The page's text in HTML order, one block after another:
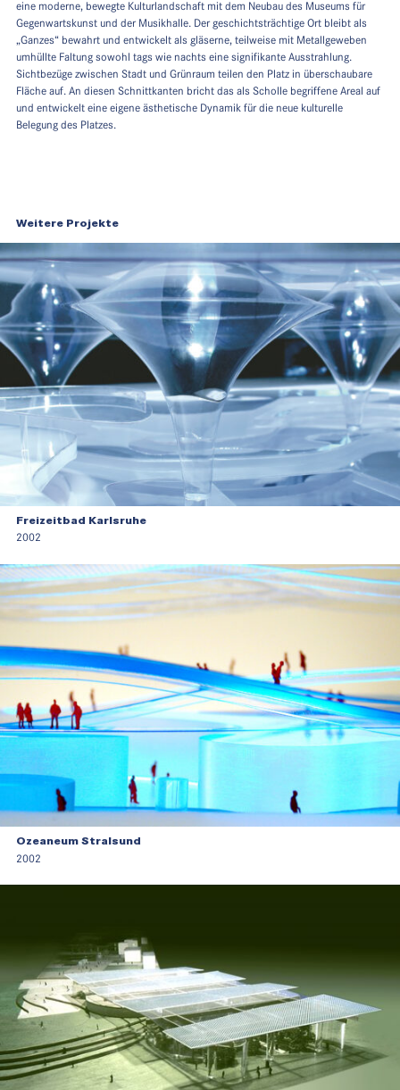
eine moderne, bewegte Kulturlandschaft mit dem Neubau des Museums für
Gegenwartskunst und der Musikhalle. Der geschichtsträchtige Ort bleibt als
„Ganzes“ bewahrt und entwickelt als gläserne, teilweise mit Metallgeweben
umhüllte Faltung sowohl tags wie nachts eine signifikante Ausstrahlung.
Sichtbezüge zwischen Stadt und Grünraum teilen den Platz in überschaubare
Fläche auf. An diesen Schnittkanten bricht das als Scholle begriffene Areal auf
und entwickelt eine eigene ästhetische Dynamik für die neue kulturelle
Belegung des Platzes.
Weitere Projekte
Freizeitbad Karlsruhe
2002
Ozeaneum Stralsund
2002